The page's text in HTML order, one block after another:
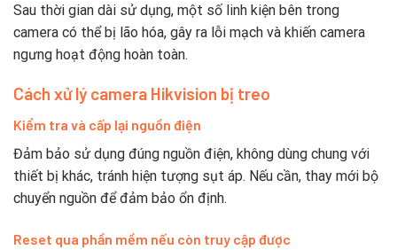
Sau thời gian dài sử dụng, một số linh kiện bên trong
camera có thể bị lão hóa, gây ra lỗi mạch và khiến camera
ngưng hoạt động hoàn toàn.
Cách xử lý camera Hikvision bị treo
Kiểm tra và cấp lại nguồn điện
Đảm bảo sử dụng đúng nguồn điện, không dùng chung với
thiết bị khác, tránh hiện tượng sụt áp. Nếu cần, thay mới bộ
chuyển nguồn để đảm bảo ổn định.
Reset qua phần mềm nếu còn truy cập được